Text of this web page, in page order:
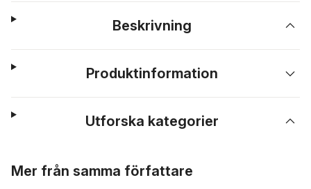
Beskrivning
Produktinformation
Utforska kategorier
Mer från samma författare